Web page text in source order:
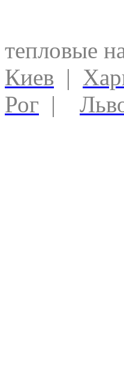
тепловые
Киев |
Рог |